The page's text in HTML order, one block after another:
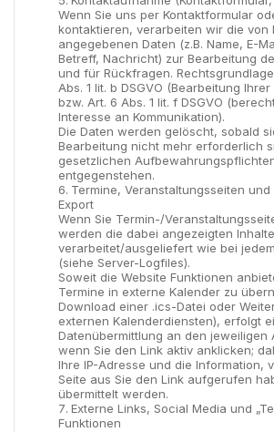
Wenn Sie uns per Kontaktformular
kontaktieren, verarbeiten wir die von
angegebenen Daten (z.B. Name, E-
Betreff, Nachricht) zur Bearbeitung
und für Rückfragen.
Abs. 1 lit. b DSGVO (Bearbeitung
bzw. Art. 6 Abs. 1 lit. f DSGVO
Interesse an Kommunikation).
Die Daten werden gelöscht, sobald
Bearbeitung nicht mehr erforderlich
gesetzlichen
entgegenstehen.
Termine, Veranstaltungsseiten und
Export
Wenn Sie Termin-/
werden die dabei angezeigten Inhalte
verarbeitet/ausgeliefert wie bei
(siehe Server-Logfiles).
Soweit die Website Funktionen
Termine in externe Kalender zu
Download einer .ics-Datei oder
externen Kalenderdiensten), erfolgt
Datenübermittlung an den jeweiligen
wenn Sie den Link aktiv anklicken;
Ihre IP-Adresse und die Information,
Seite aus Sie den Link aufgerufen
übermittelt werden.
Externe Links, Social Media und
Funktionen